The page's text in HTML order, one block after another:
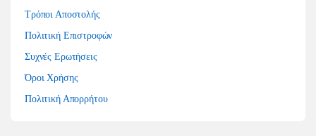
Τρόποι Αποστολής
Πολιτική Επιστροφών
Συχνές Ερωτήσεις
Όροι Χρήσης
Πολιτική Απορρήτου